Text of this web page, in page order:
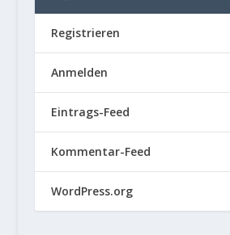
Registrieren
Anmelden
Eintrags-Feed
Kommentar-Feed
WordPress.org